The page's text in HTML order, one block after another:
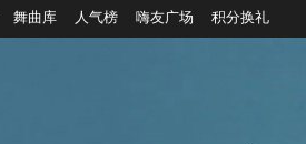
舞曲库 人气榜 嗨友广场 积分换礼